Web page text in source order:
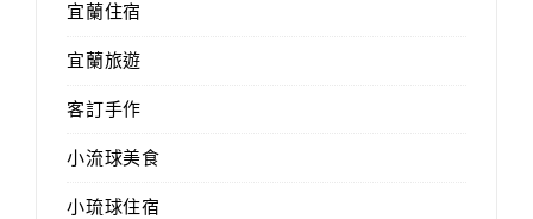
宜蘭住宿
宜蘭旅遊
客訂手作
小流球美食
小琉球住宿